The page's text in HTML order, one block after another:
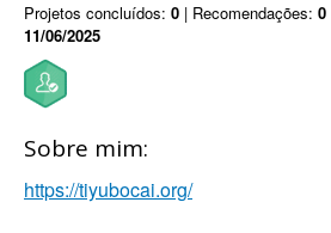
Projetos concluídos: 0 | Recomendações: 0
11/06/2025
Sobre mim:
https://tiyubocai.org/